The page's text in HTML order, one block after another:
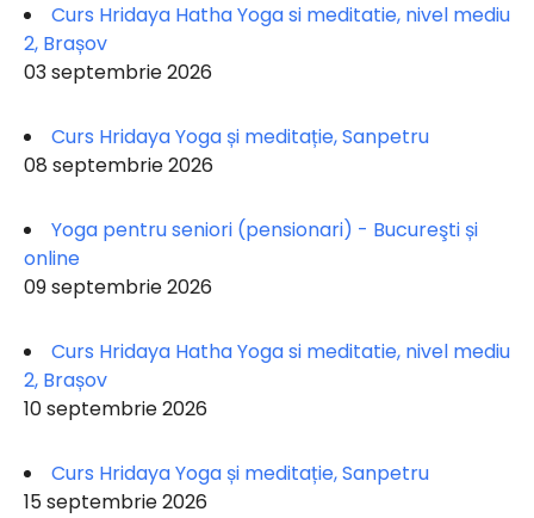
Curs Hridaya Hatha Yoga si meditatie, nivel mediu
2, Brașov
03 septembrie 2026
Curs Hridaya Yoga și meditație, Sanpetru
08 septembrie 2026
Yoga pentru seniori (pensionari) - Bucureşti și
online
09 septembrie 2026
Curs Hridaya Hatha Yoga si meditatie, nivel mediu
2, Brașov
10 septembrie 2026
Curs Hridaya Yoga și meditație, Sanpetru
15 septembrie 2026